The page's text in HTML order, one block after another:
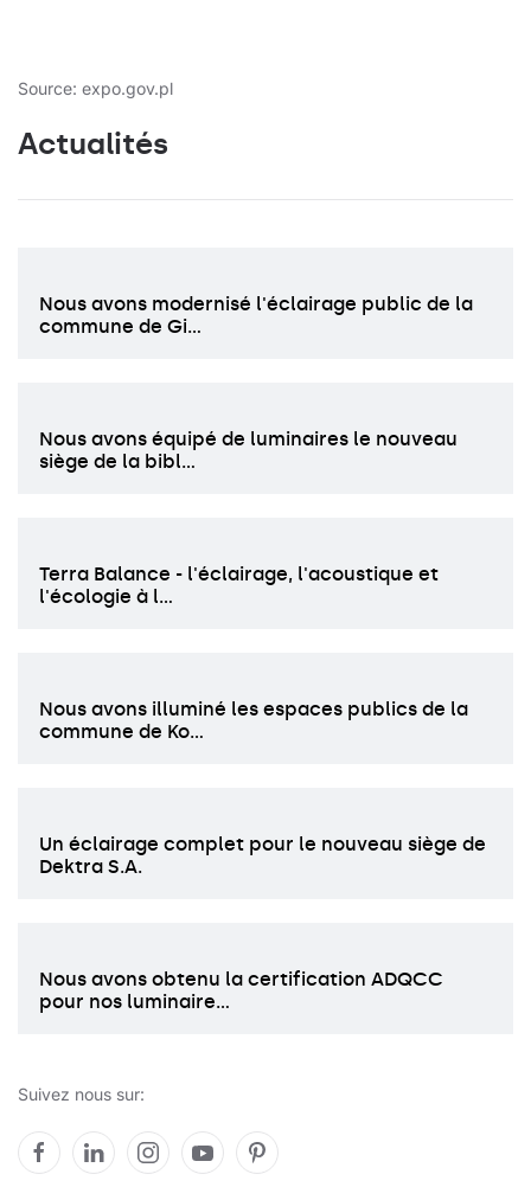
Source: expo.gov.pl
Actualités
Nous avons modernisé l'éclairage public de la
commune de Gi…
Nous avons équipé de luminaires le nouveau
siège de la bibl…
Terra Balance - l'éclairage, l'acoustique et
l'écologie à l…
Nous avons illuminé les espaces publics de la
commune de Ko…
Un éclairage complet pour le nouveau siège de
Dektra S.A.
Nous avons obtenu la certification ADQCC
pour nos luminaire…
Suivez nous sur: